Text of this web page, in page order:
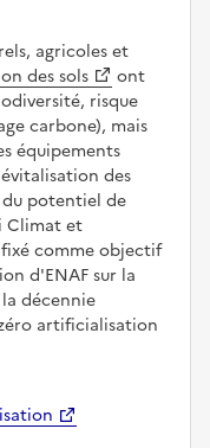
agricoles et
des sols
ont
risque
carbone), mais
équipements
des
potentiel de
Climat et
fixé comme objectif
d'ENAF sur la
décennie
artificialisation